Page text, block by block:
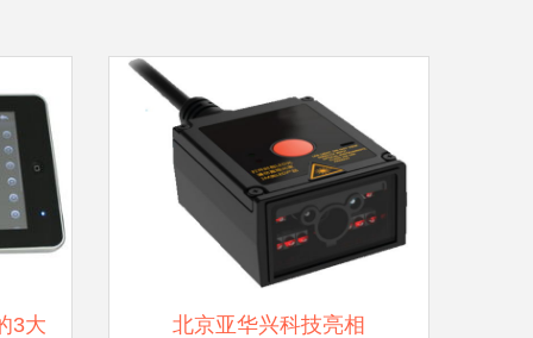
3大 北京亚华兴科技亮相